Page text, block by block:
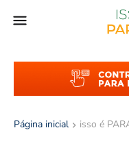
Página inicial isso é